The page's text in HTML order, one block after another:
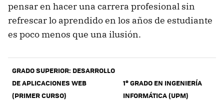
pensar en hacer una carrera profesional sin
refrescar lo aprendido en los años de estudiante
es poco menos que una ilusión.
GRADO SUPERIOR: DESARROLLO
DE APLICACIONES WEB
(PRIMER CURSO)
1º GRADO EN INGENIERÍA
INFORMÁTICA (UPM)